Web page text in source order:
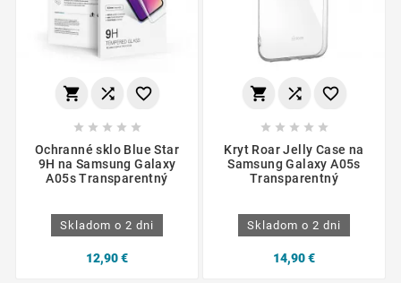
  
    
Ochranné sklo Blue Star
9H na Samsung Galaxy
A05s Transparentný
Skladom o 2 dni
12,90 €
  
    
Kryt Roar Jelly Case na
Samsung Galaxy A05s
Transparentný
Skladom o 2 dni
14,90 €